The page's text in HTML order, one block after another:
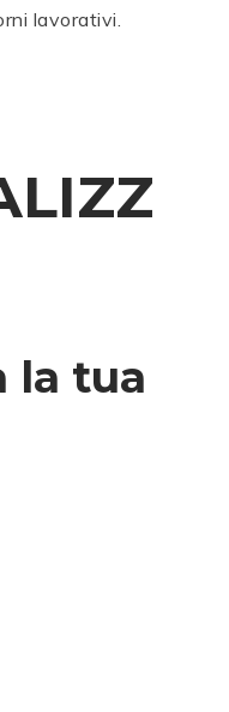
lavorativi.
la tua